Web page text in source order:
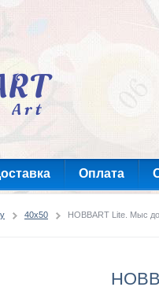
Оплата
40x50 HOBBART Lite. Мыс